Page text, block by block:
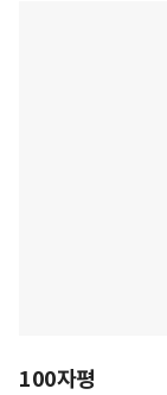
100자평